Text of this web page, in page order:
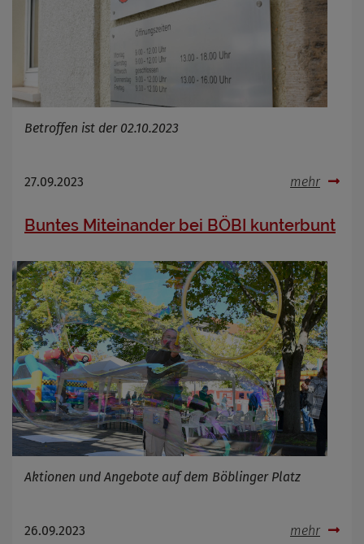
Betroffen ist der 02.10.2023
27.09.2023 mehr
Buntes Miteinander bei BÖBI kunterbunt
Aktionen und Angebote auf dem Böblinger Platz
26.09.2023 mehr